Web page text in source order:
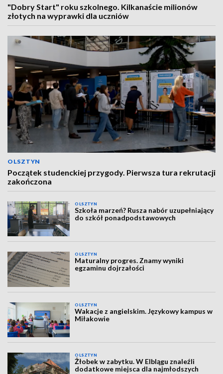
"Dobry Start" roku szkolnego. Kilkanaście milionów
złotych na wyprawki dla uczniów
OLSZTYN
Początek studenckiej przygody. Pierwsza tura rekrutacji
zakończona
OLSZTYN
Szkoła marzeń? Rusza nabór uzupełniający
do szkół ponadpodstawowych
OLSZTYN
Maturalny progres. Znamy wyniki
egzaminu dojrzałości
OLSZTYN
Wakacje z angielskim. Językowy kampus w
Miłakowie
OLSZTYN
Żłobek w zabytku. W Elblągu znaleźli
dodatkowe miejsca dla najmłodszych